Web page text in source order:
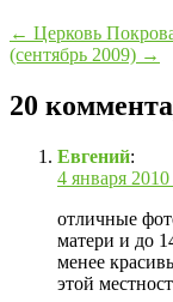
← Церковь
(сентябрь 2009) →
20
Евгений:
4 января 2010
отличные
матери и до
менее
этой